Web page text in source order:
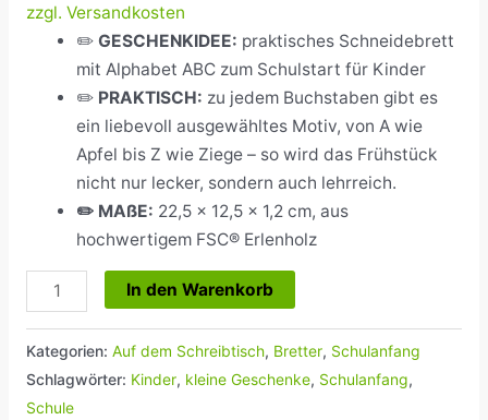
zzgl. Versandkosten
✏️GESCHENKIDEE: praktisches Schneidebrett
mit Alphabet ABC zum Schulstart für Kinder
✏️ PRAKTISCH: zu jedem Buchstaben gibt es
ein liebevoll ausgewähltes Motiv, von A wie
Apfel bis Z wie Ziege – so wird das Frühstück
nicht nur lecker, sondern auch lehrreich.
✏️ MAßE: 22,5 x 12,5 x 1,2 cm, aus
hochwertigem FSC® Erlenholz
In den Warenkorb
Kategorien: Auf dem Schreibtisch, Bretter, Schulanfang
Schlagwörter: Kinder, kleine Geschenke, Schulanfang,
Schule